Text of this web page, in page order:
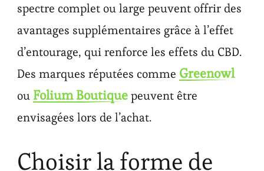
spectre complet ou large peuvent offrir des
avantages supplémentaires grâce à l’effet
d’entourage, qui renforce les effets du CBD.
Des marques réputées comme Greenowl
ou Folium Boutiquepeuvent être
envisagées lors de l’achat.
Choisir la forme de